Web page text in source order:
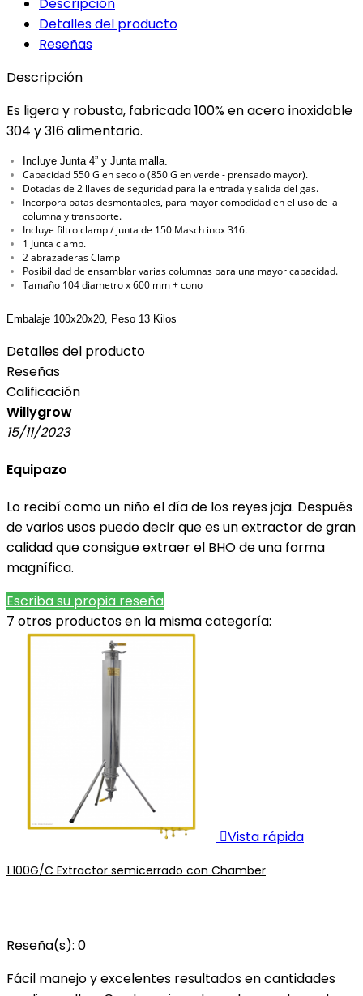
Detalles del producto
Reseñas
Descripción
Es ligera y robusta, fabricada 100% en acero inoxidable
304 y 316 alimentario.
Incluye Junta 4” y Junta malla.
Capacidad 550 G en seco o (850 G en verde - prensado mayor).
Dotadas de 2 llaves de seguridad para la entrada y salida del gas.
Incorpora patas desmontables, para mayor comodidad en el uso de la
columna y transporte.
Incluye filtro clamp / junta de 150 Masch inox 316.
1 Junta clamp.
2 abrazaderas Clamp
Posibilidad de ensamblar varias columnas para una mayor capacidad.
Tamaño 104 diametro x 600 mm + cono
Embalaje 100x20x20, Peso 13 Kilos
Detalles del producto
Reseñas
Calificación
Willygrow
15/11/2023
Equipazo
Lo recibí como un niño el día de los reyes jaja. Después
de varios usos puedo decir que es un extractor de gran
calidad que consigue extraer el BHO de una forma
magnífica.
Escriba su propia reseña
7 otros productos en la misma categoría:
Vista rápida
1.100G/C Extractor semicerrado con Chamber
Reseña(s): 0
Fácil manejo y excelentes resultados en cantidades